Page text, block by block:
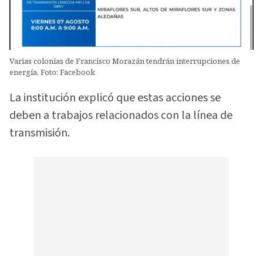
Varias colonias de Francisco Morazán tendrán interrupciones de
energía. Foto: Facebook
La institución explicó que estas acciones se
deben a trabajos relacionados con la línea de
transmisión.